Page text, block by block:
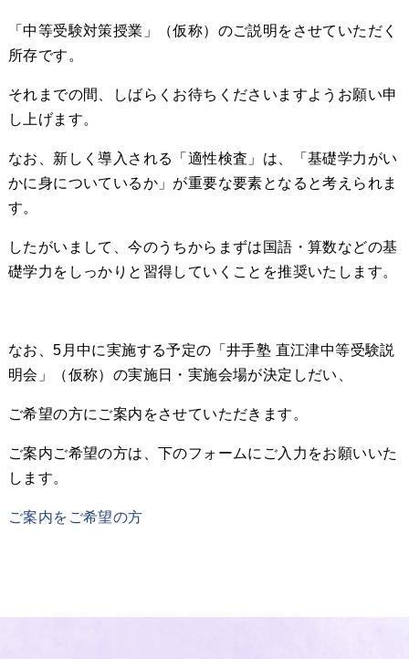
「中等受験対策授業」（仮称）のご説明をさせていただく
所存です。
それまでの間、しばらくお待ちくださいますようお願い申
し上げます。
なお、新しく導入される「適性検査」は、「基礎学力がい
かに身についているか」が重要な要素となると考えられま
す。
したがいまして、今のうちからまずは国語・算数などの基
礎学力をしっかりと習得していくことを推奨いたします。
なお、5月中に実施する予定の「井手塾 直江津中等受験説
明会」（仮称）の実施日・実施会場が決定しだい、
ご希望の方にご案内をさせていただきます。
ご案内ご希望の方は、下のフォームにご入力をお願いいた
します。
ご案内をご希望の方